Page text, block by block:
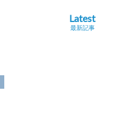
Latest
最新記事